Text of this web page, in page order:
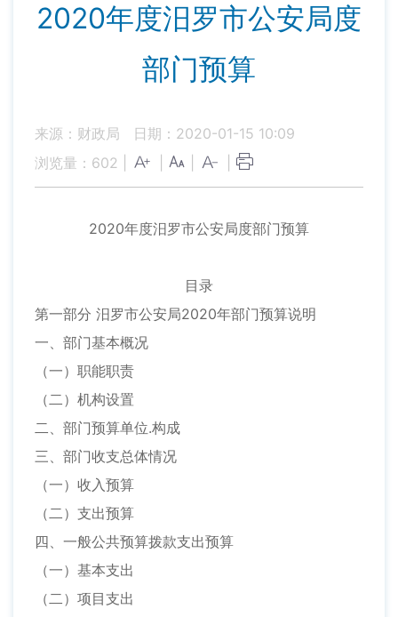
2020年度汨罗市公安局度
部门预算
来源：财政局
日期：2020-01-15 10:09
浏览量： 602
2020年度汨罗市公安局度部门预算
目录
第一部分 汨罗市公安局2020年部门预算说明
一、部门基本概况
（一）职能职责
（二）机构设置
二、部门预算单位.构成
三、部门收支总体情况
（一）收入预算
（二）支出预算
四、一般公共预算拨款支出预算
（一）基本支出
（二）项目支出